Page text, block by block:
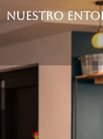
NUESTRO